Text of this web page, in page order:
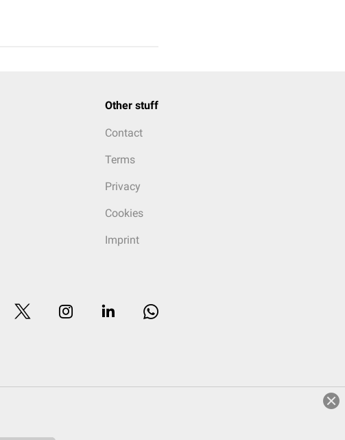
Other stuff
Contact
Terms
Privacy
Cookies
Imprint